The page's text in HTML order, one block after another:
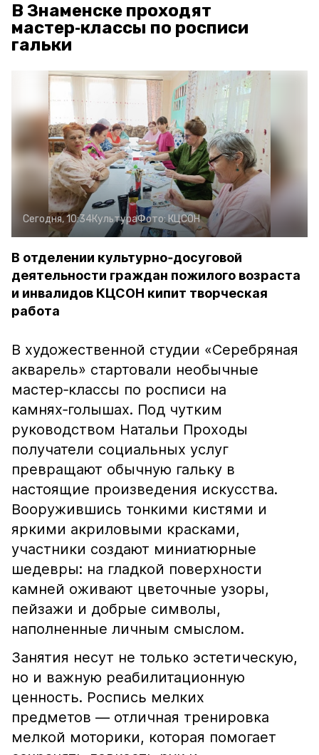
В Знаменске проходят
мастер‑классы по росписи
гальки
Сегодня, 10:34КультураФото:КЦСОН
В отделении культурно‑досуговой
деятельности граждан пожилого возраста
и инвалидов КЦСОН кипит творческая
работа
В художественной студии «Серебряная
акварель» стартовали необычные
мастер‑классы по росписи на
камнях‑голышах. Под чутким
руководством Натальи Проходы
получатели социальных услуг
превращают обычную гальку в
настоящие произведения искусства.
Вооружившись тонкими кистями и
яркими акриловыми красками,
участники создают миниатюрные
шедевры: на гладкой поверхности
камней оживают цветочные узоры,
пейзажи и добрые символы,
наполненные личным смыслом.
Занятия несут не только эстетическую,
но и важную реабилитационную
ценность. Роспись мелких
предметов — отличная тренировка
мелкой моторики, которая помогает